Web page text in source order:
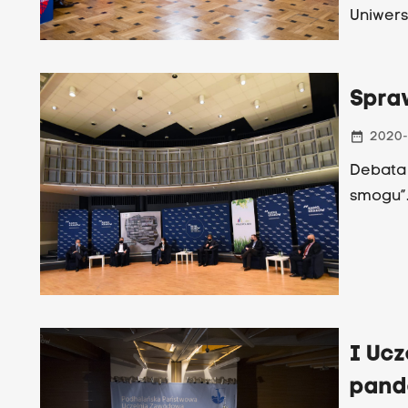
date_range 2020-
smogu”.
I